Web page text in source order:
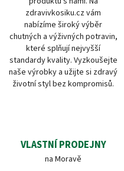
zdravivkosiku.cz vám
nabízíme široký výběr
chutných a výživných potravin,
které splňují nejvyšší
standardy kvality. Vyzkoušejte
naše výrobky a užijte si zdravý
životní styl bez kompromisů.
VLASTNÍ PRODEJNY
na Moravě